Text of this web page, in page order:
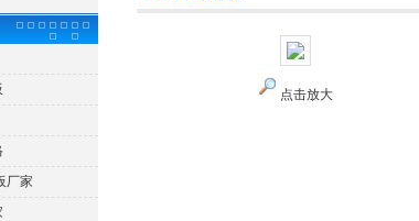
厂家
点击放大